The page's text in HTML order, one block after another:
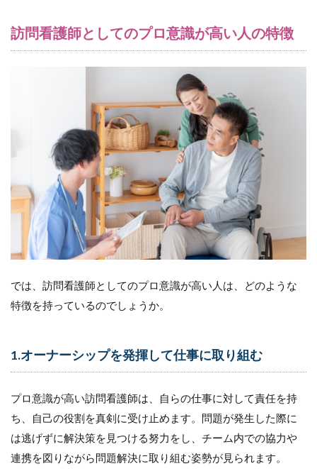
プッ
トの
機会
ける
人材
の定
義や
ロー
ルモ
デル
を提
示す
7.3
自己
整備
する
7.4
取得
や支
度を
訪問看護師としてのプロ意識が高い人の特徴
では、訪問看護師としてのプロ意識が高い人は、どのような
特徴を持っているのでしょうか。
1.オーナーシップを発揮して仕事に取り組む
プロ意識が高い訪問看護師は、自らの仕事に対して責任を持
ち、自己の役割を真剣に受け止めます。問題が発生した際に
は逃げずに解決策を見つける努力をし、チーム内での協力や
連携を図りながら問題解決に取り組む姿勢が見られます。